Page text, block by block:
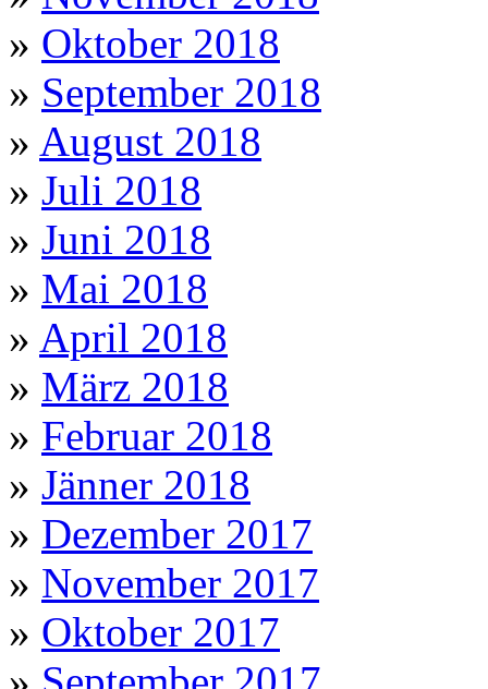
» Oktober 2018
» September 2018
» August 2018
» Juli 2018
» Juni 2018
» Mai 2018
» April 2018
» März 2018
» Februar 2018
» Jänner 2018
» Dezember 2017
» November 2017
» Oktober 2017